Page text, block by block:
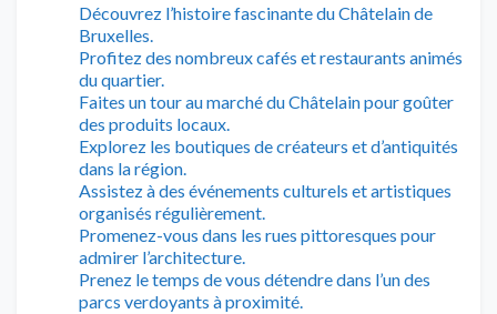
Découvrez l’histoire fascinante du Châtelain de
Bruxelles.
Profitez des nombreux cafés et restaurants animés
du quartier.
Faites un tour au marché du Châtelain pour goûter
des produits locaux.
Explorez les boutiques de créateurs et d’antiquités
dans la région.
Assistez à des événements culturels et artistiques
organisés régulièrement.
Promenez-vous dans les rues pittoresques pour
admirer l’architecture.
Prenez le temps de vous détendre dans l’un des
parcs verdoyants à proximité.